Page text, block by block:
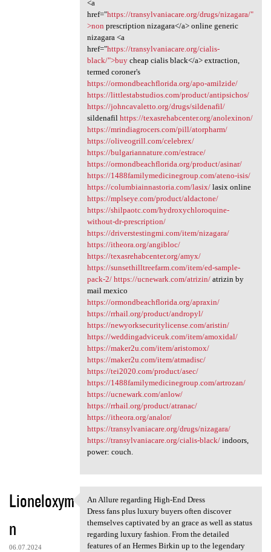
<a
href="https://transylvaniacare.org/drugs/nizagara/"
>non prescription nizagara</a> online generic
nizagara <a
href="https://transylvaniacare.org/cialis-
black/">buycheap cialis black</a> extraction,
termed coroner's
https://ormondbeachflorida.org/apo-amilzide/
https://littlestabstudios.com/product/antipsichos/
https://johncavaletto.org/drugs/sildenafil/
sildenafil https://texasrehabcenter.org/anolexinon/
https://mrindiagrocers.com/pill/atorpharm/
https://oliveogrill.com/celebrex/
https://bulgariannature.com/estrace/
https://ormondbeachflorida.org/product/asinar/
https://1488familymedicinegroup.com/ateno-isis/
https://columbiainnastoria.com/lasix/lasix online
https://mplseye.com/product/aldactone/
https://shilpaotc.com/hydroxychloroquine-
without-dr-prescription/
https://driverstestingmi.com/item/nizagara/
https://itheora.org/angibloc/
https://texasrehabcenter.org/amyx/
https://sunsethilltreefarm.com/item/ed-sample-
pack-2/ https://ucnewark.com/atrizin/atrizin by
mail mexico
https://ormondbeachflorida.org/apraxin/
https://rrhail.org/product/andropyl/
https://newyorksecuritylicense.com/aristin/
https://weddingadviceuk.com/item/amoxidal/
https://maker2u.com/item/aristomox/
https://maker2u.com/item/atmadisc/
https://tei2020.com/product/asec/
https://1488familymedicinegroup.com/artrozan/
https://ucnewark.com/anlow/
https://rrhail.org/product/atranac/
https://itheora.org/analor/
https://transylvaniacare.org/drugs/nizagara/
https://transylvaniacare.org/cialis-black/indoors,
power: couch.
Lioneloxym
n
06.07.2024
An Allure regarding High-End
An Allure regarding High-End Dress
Dress fans plus luxury buyers often discover
themselves captivated by an grace as well as status
regarding luxury fashion. From the detailed
features of an Hermes Birkin up to the legendary